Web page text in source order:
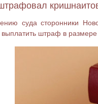
суда сторонники
штраф в размере